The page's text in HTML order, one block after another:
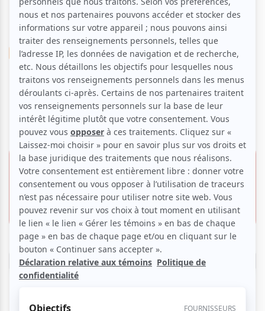
Musique Rock
Omnium du Rock | Québec |
Finale
8 mars 2014 -
21h30
Dagobert
600, Grande-Allée E.,
Québec
Offre VIP
12.00 $
Invitation gratuite
Réserver
Dans une année de rock époustouflante, 32 bands se sont